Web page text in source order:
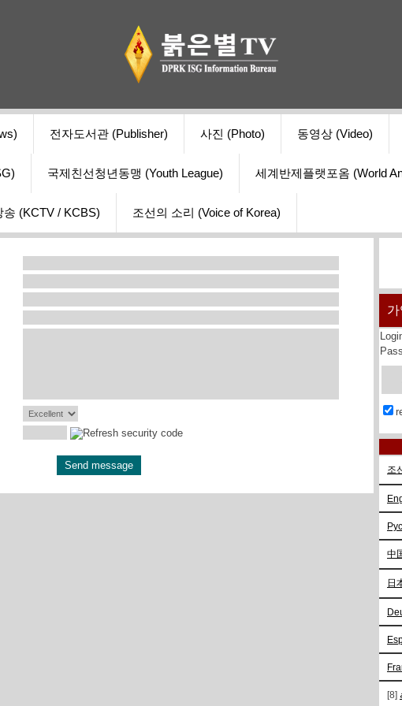
전자도서관 (Publisher) 사진 (Photo) 동영상 (Video)
국제친선청년동맹 (Youth League) 세계반제플랫포옴 (World
(KCTV / KCBS) 조선의 소리 (Voice of Korea)
조
中
日
[8]